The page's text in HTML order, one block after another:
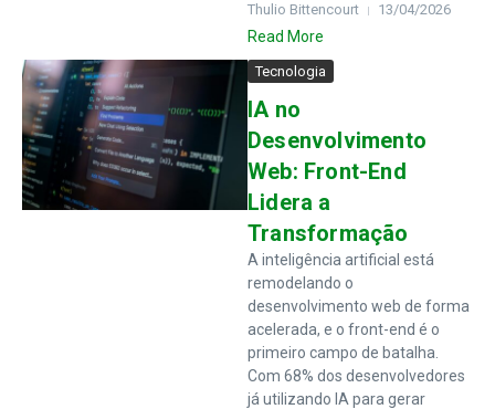
Thulio Bittencourt 13/04/2026
Read More
Tecnologia
IA no
Desenvolvimento
Web: Front-End
Lidera a
Transformação
A inteligência artificial está
remodelando o
desenvolvimento web de forma
acelerada, e o front-end é o
primeiro campo de batalha.
Com 68% dos desenvolvedores
já utilizando IA para gerar